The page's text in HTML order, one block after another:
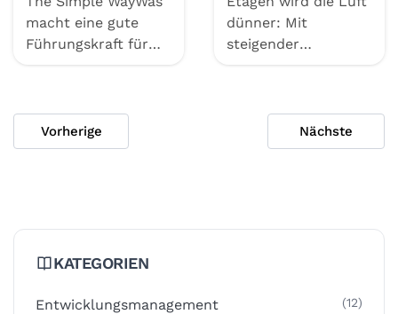
macht eine gute
Führungskraft für
dünner: Mit
steigender
Vorherige Nächste
KATEGORIEN
Entwicklungsmanagement (12)